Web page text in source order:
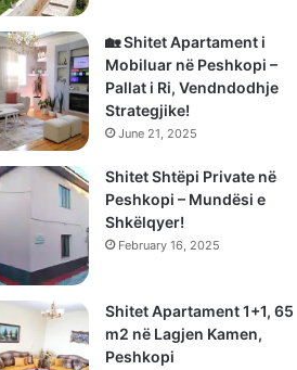
🏡 Shitet Apartament i
Mobiluar në Peshkopi –
Pallat i Ri, Vendndodhje
Strategjike!
June 21, 2025
Shitet Shtëpi Private në
Peshkopi – Mundësi e
Shkëlqyer!
February 16, 2025
Shitet Apartament 1+1, 65
m2 në Lagjen Kamen,
Peshkopi